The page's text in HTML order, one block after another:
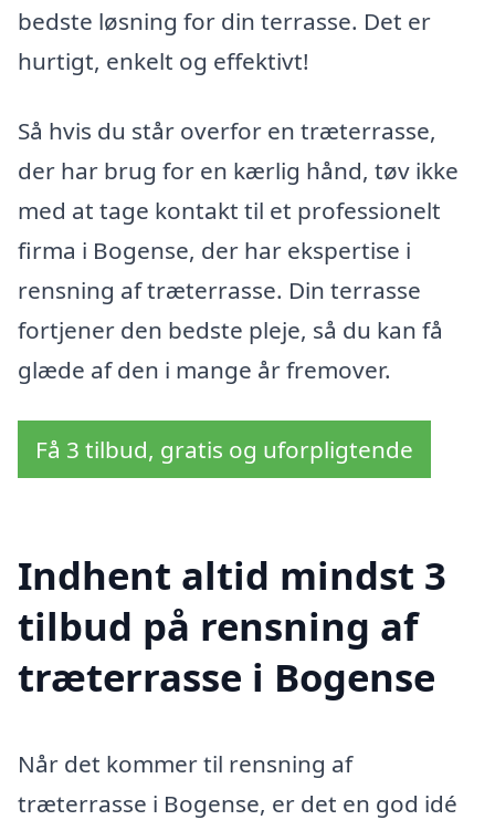
bedste løsning for din terrasse. Det er
hurtigt, enkelt og effektivt!
Så hvis du står overfor en træterrasse,
der har brug for en kærlig hånd, tøv ikke
med at tage kontakt til et professionelt
firma i Bogense, der har ekspertise i
rensning af træterrasse. Din terrasse
fortjener den bedste pleje, så du kan få
glæde af den i mange år fremover.
Få 3 tilbud, gratis og uforpligtende
Indhent altid mindst 3
tilbud på rensning af
træterrasse i Bogense
Når det kommer til rensning af
træterrasse i Bogense, er det en god idé